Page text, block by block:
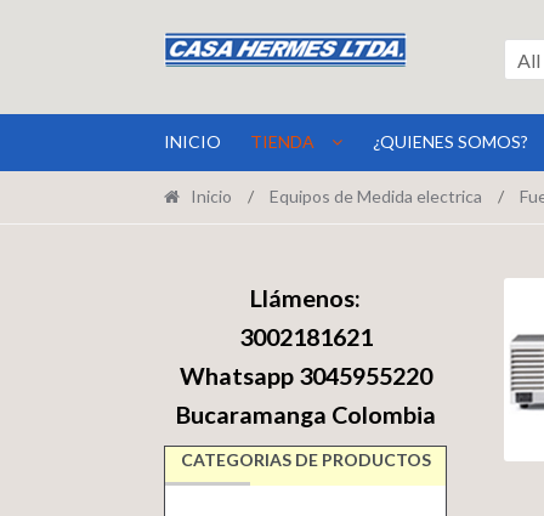
a
la
al
contenido
All
INICIO TIENDA ¿QUIENES SOMOS?
Inicio / Equipos de Medida electrica /
Llámenos:
3002181621
Whatsapp 3045955220
Bucaramanga Colombia
CATEGORIAS DE PRODUCTOS